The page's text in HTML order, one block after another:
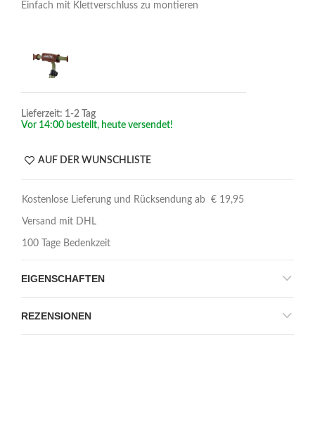
Einfach mit Klettverschluss zu montieren
Lieferzeit: 1-2 Tag
Vor 14:00 bestellt, heute versendet!
AUF DER WUNSCHLISTE
Kostenlose Lieferung und Rücksendung ab € 19,95
Versand mit DHL
100 Tage Bedenkzeit
EIGENSCHAFTEN
REZENSIONEN